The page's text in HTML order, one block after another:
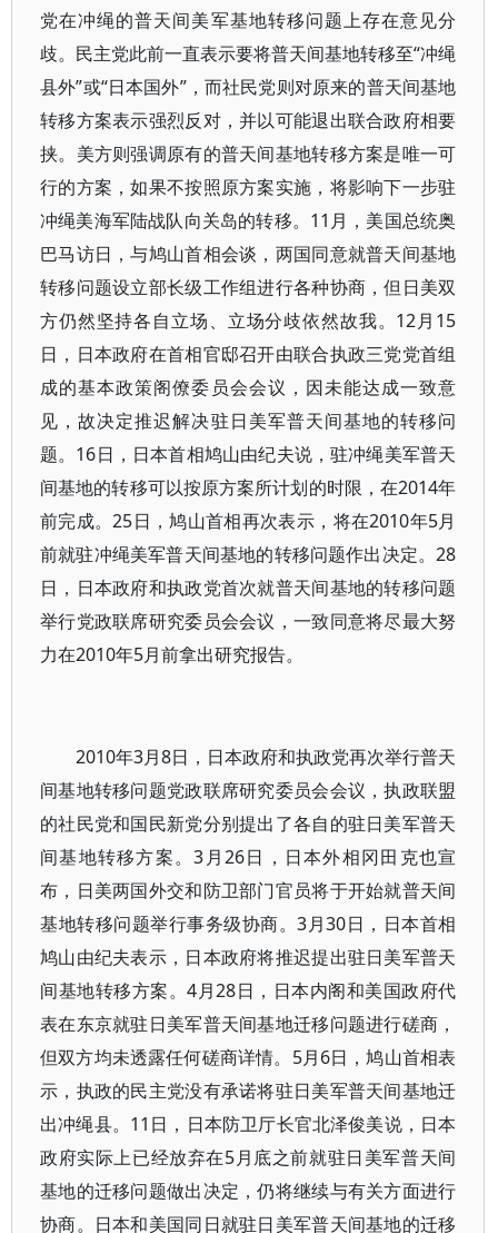
党在冲绳的普天间美军基地转移问题上存在意见分
歧。民主党此前一直表示要将普天间基地转移至“冲绳
县外”或“日本国外”，而社民党则对原来的普天间基地
转移方案表示强烈反对，并以可能退出联合政府相要
挟。美方则强调原有的普天间基地转移方案是唯一可
行的方案，如果不按照原方案实施，将影响下一步驻
冲绳美海军陆战队向关岛的转移。11月，美国总统奥
巴马访日，与鸠山首相会谈，两国同意就普天间基地
转移问题设立部长级工作组进行各种协商，但日美双
方仍然坚持各自立场、立场分歧依然故我。12月15
日，日本政府在首相官邸召开由联合执政三党党首组
成的基本政策阁僚委员会会议，因未能达成一致意
见，故决定推迟解决驻日美军普天间基地的转移问
题。16日，日本首相鸠山由纪夫说，驻冲绳美军普天
间基地的转移可以按原方案所计划的时限，在2014年
前完成。25日，鸠山首相再次表示，将在2010年5月
前就驻冲绳美军普天间基地的转移问题作出决定。28
日，日本政府和执政党首次就普天间基地的转移问题
举行党政联席研究委员会会议，一致同意将尽最大努
力在2010年5月前拿出研究报告。
2010年3月8日，日本政府和执政党再次举行普天
间基地转移问题党政联席研究委员会会议，执政联盟
的社民党和国民新党分别提出了各自的驻日美军普天
间基地转移方案。3月26日，日本外相冈田克也宣
布，日美两国外交和防卫部门官员将于开始就普天间
基地转移问题举行事务级协商。3月30日，日本首相
鸠山由纪夫表示，日本政府将推迟提出驻日美军普天
间基地转移方案。4月28日，日本内阁和美国政府代
表在东京就驻日美军普天间基地迁移问题进行磋商，
但双方均未透露任何磋商详情。5月6日，鸠山首相表
示，执政的民主党没有承诺将驻日美军普天间基地迁
出冲绳县。11日，日本防卫厅长官北泽俊美说，日本
政府实际上已经放弃在5月底之前就驻日美军普天间
基地的迁移问题做出决定，仍将继续与有关方面进行
协商。日本和美国同日就驻日美军普天间基地的迁移